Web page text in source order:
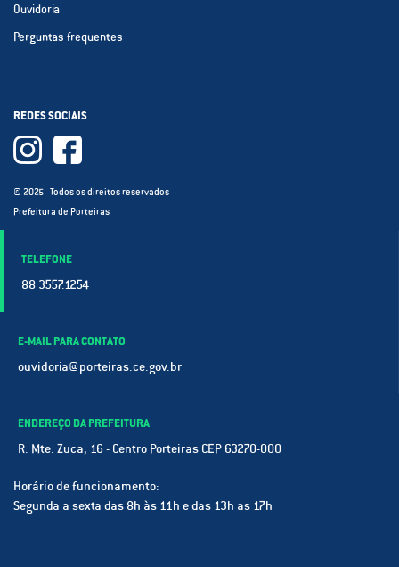
Ouvidoria
Perguntas frequentes
REDES SOCIAIS
© 2025 - Todos os direitos reservados
Prefeitura de Porteiras
TELEFONE
88 3557.1254
E-MAIL PARA CONTATO
ouvidoria@porteiras.ce.gov.br
ENDEREÇO DA PREFEITURA
R. Mte. Zuca, 16 - Centro Porteiras CEP 63270-000
Horário de funcionamento:
Segunda a sexta das 8h às 11h e das 13h as 17h